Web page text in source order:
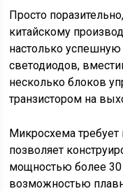
Просто
китайскому
настолько
светодиодов,
несколько блоков
транзистором на
Микросхема
позволяет
мощностью более
возможностью